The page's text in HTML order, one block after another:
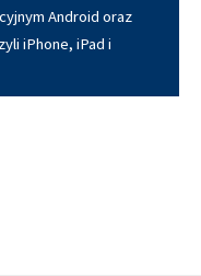
Android oraz
iPhone, iPad i